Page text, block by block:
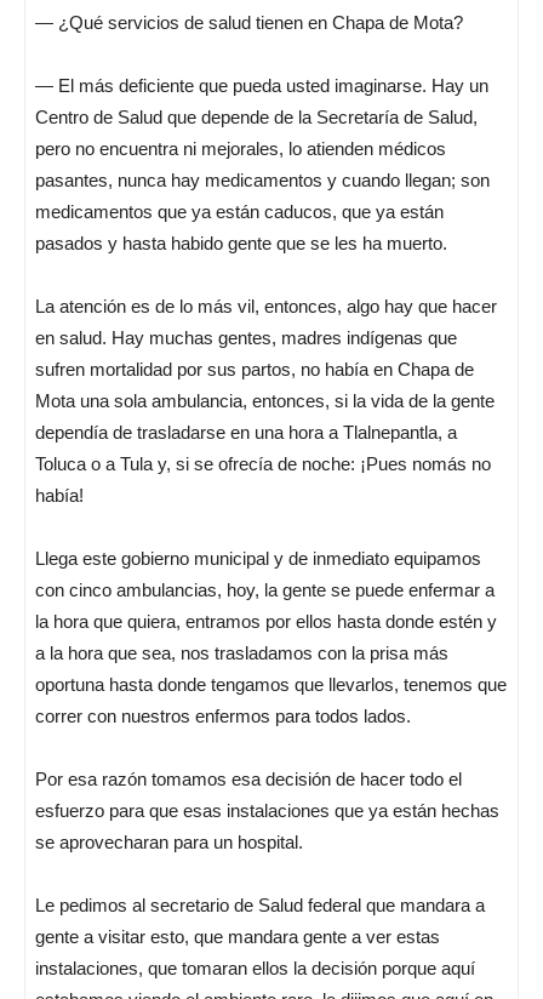
— ¿Qué servicios de salud tienen en Chapa de Mota?
— El más deficiente que pueda usted imaginarse. Hay un
Centro de Salud que depende de la Secretaría de Salud,
pero no encuentra ni mejorales, lo atienden médicos
pasantes, nunca hay medicamentos y cuando llegan; son
medicamentos que ya están caducos, que ya están
pasados y hasta habido gente que se les ha muerto.
La atención es de lo más vil, entonces, algo hay que hacer
en salud. Hay muchas gentes, madres indígenas que
sufren mortalidad por sus partos, no había en Chapa de
Mota una sola ambulancia, entonces, si la vida de la gente
dependía de trasladarse en una hora a Tlalnepantla, a
Toluca o a Tula y, si se ofrecía de noche: ¡Pues nomás no
había!
Llega este gobierno municipal y de inmediato equipamos
con cinco ambulancias, hoy, la gente se puede enfermar a
la hora que quiera, entramos por ellos hasta donde estén y
a la hora que sea, nos trasladamos con la prisa más
oportuna hasta donde tengamos que llevarlos, tenemos que
correr con nuestros enfermos para todos lados.
Por esa razón tomamos esa decisión de hacer todo el
esfuerzo para que esas instalaciones que ya están hechas
se aprovecharan para un hospital.
Le pedimos al secretario de Salud federal que mandara a
gente a visitar esto, que mandara gente a ver estas
instalaciones, que tomaran ellos la decisión porque aquí